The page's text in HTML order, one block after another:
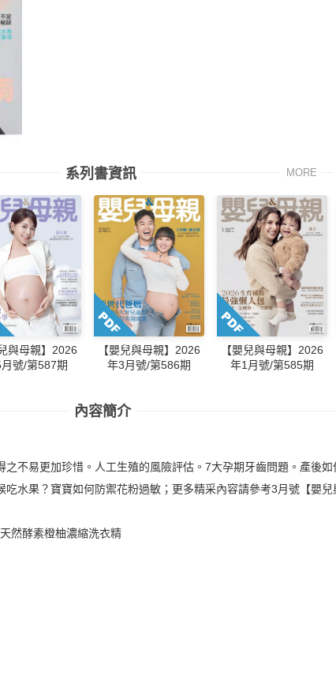
系列書資訊 MORE
與母親】2026
號/第587期
【嬰兒與母親】2026
年3月號/第586期
【嬰兒與母親】2026
年1月號/第585期
內容簡介
之不易更加珍惜。人工生殖的風險評估。7大孕期牙齒問題。產後如
吃水果？寶寶如何防禦花粉過敏；更多精采內容請參考3月號【嬰兒
然酵素橙柚濃縮洗衣精